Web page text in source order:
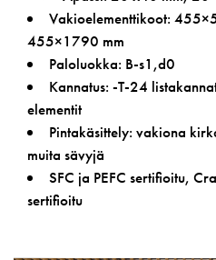
Vakioelementtikoot:
455×1790 mm
Paloluokka: B-s1,d0
Kannatus: -T-24
elementit
Pintakäsittely: vakiona
muita sävyjä
SFC ja PEFC sertifioitu,
sertifioitu